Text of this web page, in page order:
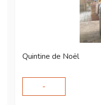
Quintine de Noël
-